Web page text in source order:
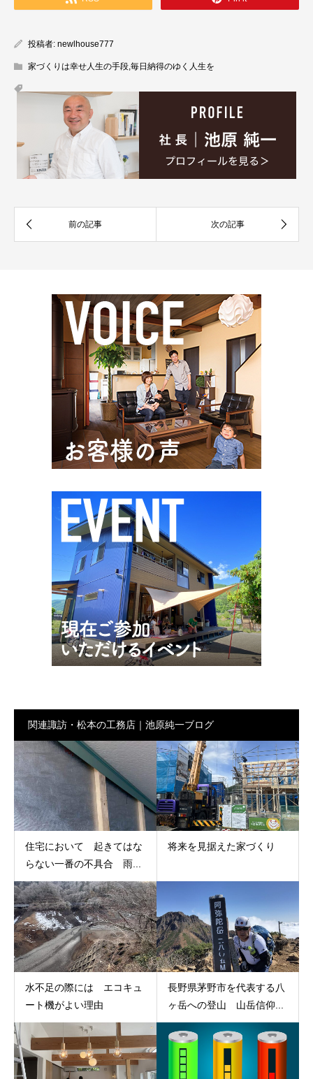
投稿者: newlhouse777
家づくりは幸せ人生の手段 毎日納得のゆく人生を
関連諏訪・松本の工務店｜池原純一ブログ
住宅において 起きてはな
らない一番の不具合 雨...
将来を見据えた家づくり
水不足の際には エコキュ
ート機がよい理由
長野県茅野市を代表する八
ヶ岳への登山 山岳信仰...